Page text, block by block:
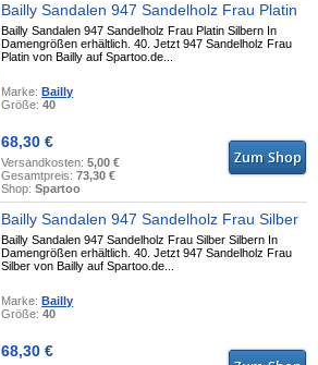
Bailly Sandalen 947 Sandelholz Frau Platin
Bailly Sandalen 947 Sandelholz Frau Platin Silbern In
Damengrößen erhältlich. 40. Jetzt 947 Sandelholz Frau
Platin von Bailly auf Spartoo.de...
Marke:Bailly
Größe:40
68,30 €
Versandkosten:5,00 €
Gesamtpreis:73,30 €
Shop:Spartoo
Bailly Sandalen 947 Sandelholz Frau Silber
Bailly Sandalen 947 Sandelholz Frau Silber Silbern In
Damengrößen erhältlich. 40. Jetzt 947 Sandelholz Frau
Silber von Bailly auf Spartoo.de...
Marke:Bailly
Größe:40
68,30 €